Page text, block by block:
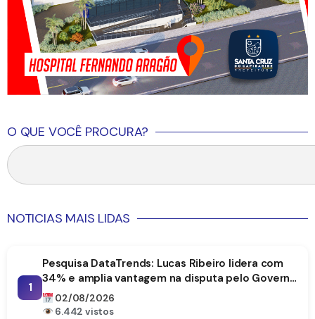
O QUE VOCÊ PROCURA?
NOTICIAS MAIS LIDAS
1
Pesquisa DataTrends: Lucas Ribeiro lidera com
34% e amplia vantagem na disputa pelo Governo
da Paraíba
02/08/2026
6.442 vistos